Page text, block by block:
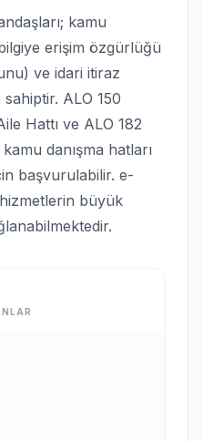
kamu
erişim özgürlüğü
ve idari itiraz
ALO 150
Hattı ve ALO 182
danışma hatları
başvurulabilir. e-
büyük